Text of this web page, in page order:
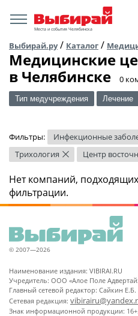
Места и события Челябинска
Выбирай.ру/ Каталог /
Медицинские
в Челябинске
​0
Тип медучреждения Лечение
Фильтры: Инфекционные
Трихология × Центр
Нет компаний,
фильтрации.
© 2007—2026
Наименование издания: VIBIRAI.RU
Учредитель: ООО «Алое Поле
Главный сетевой редактор: Сайкин Е.Б.
Сетевая редакция:
Знак информационной продукции: 16+.